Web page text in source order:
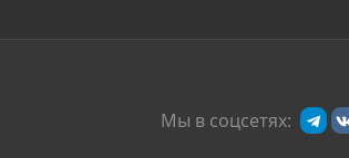
Мы в соцсетях: